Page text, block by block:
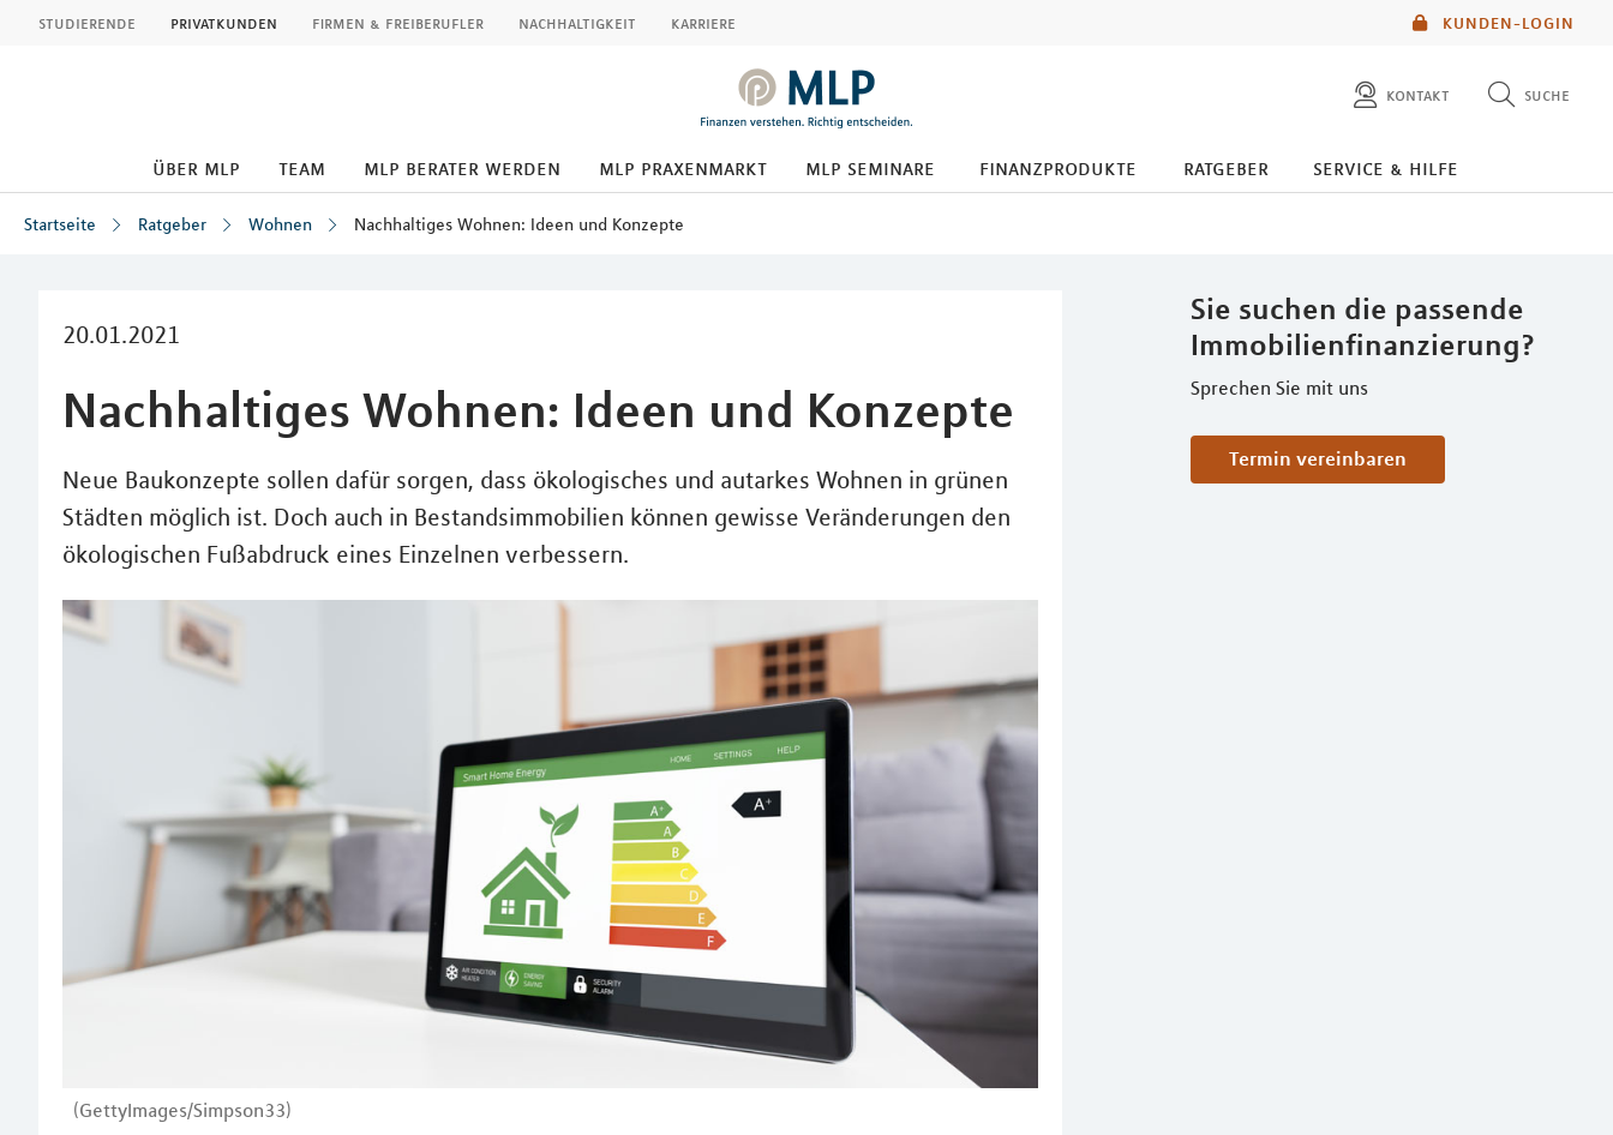
KUNDEN-LOGIN
studierende privatkunden firmen & freiberufler nachhaltigkeit karriere
kontakt suche
diese website durchsuchen
über mlp team mlp berater werden mlp praxenmarkt mlp seminare finanzprodukte ratgeber service & hilfe
Startseite Ratgeber Wohnen Nachhaltiges Wohnen: Ideen und Konzepte
20.01.2021
Nachhaltiges Wohnen: Ideen und Konzepte
Neue Baukonzepte sollen dafür sorgen, dass ökologisches und autarkes Wohnen in grünen
Städten möglich ist. Doch auch in Bestandsimmobilien können gewisse Veränderungen den
ökologischen Fußabdruck eines Einzelnen verbessern.
(GettyImages/Simpson33)
Sie suchen die passende
Immobilienfinanzierung?
Sprechen Sie mit uns
Termin vereinbaren